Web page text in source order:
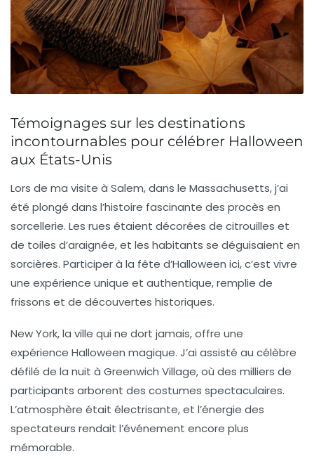
Témoignages sur les destinations
incontournables pour célébrer Halloween
aux États-Unis
Lors de ma visite à Salem, dans le Massachusetts, j’ai
été plongé dans l’histoire fascinante des procès en
sorcellerie. Les rues étaient décorées de citrouilles et
de toiles d’araignée, et les habitants se déguisaient en
sorcières. Participer à la fête d’Halloween ici, c’est vivre
une expérience unique et authentique, remplie de
frissons et de découvertes historiques.
New York, la ville qui ne dort jamais, offre une
expérience Halloween magique. J’ai assisté au célèbre
défilé de la nuit à Greenwich Village, où des milliers de
participants arborent des costumes spectaculaires.
L’atmosphère était électrisante, et l’énergie des
spectateurs rendait l’événement encore plus
mémorable.